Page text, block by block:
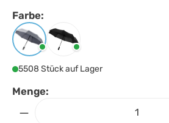
Farbe:
Farbeauswählen
Grau Schwarz
5508 Stück auf Lager
Menge: